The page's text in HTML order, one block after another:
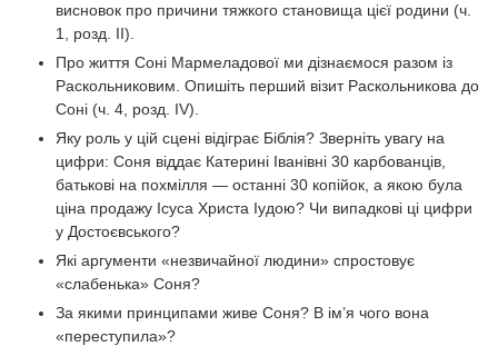
висновок про причини тяжкого становища цієї родини (ч.
1, розд. II).
Про життя Соні Мармеладової ми дізнаємося разом із
Раскольниковим. Опишіть перший візит Раскольникова до
Соні (ч. 4, розд. IV).
Яку роль у цій сцені відіграє Біблія? Зверніть увагу на
цифри: Соня віддає Катерині Іванівні 30 карбованців,
батькові на похмілля — останні 30 копійок, а якою була
ціна продажу Ісуса Христа Іудою? Чи випадкові ці цифри
у Достоєвського?
Які аргументи «незвичайної людини» спростовує
«слабенька» Соня?
За якими принципами живе Соня? В ім’я чого вона
«переступила»?